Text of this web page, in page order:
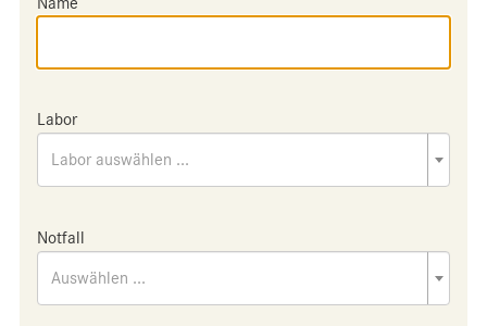
Labor
Labor auswählen ...
Notfall
Auswählen ...